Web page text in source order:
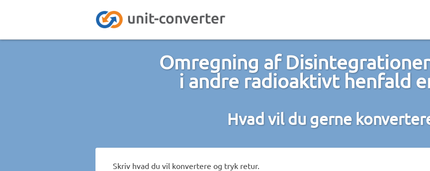
Omregning af
i andre radioaktivt henfald
Hvad vil du gerne
Skriv hvad du vil konvertere og tryk retur.